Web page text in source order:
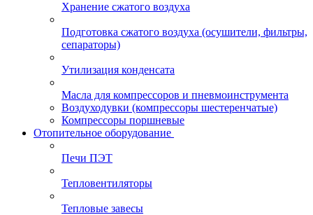
Хранение сжатого воздуха
Подготовка сжатого воздуха (осушители, фильтры,
сепараторы)
Утилизация конденсата
Масла для компрессоров и пневмоинструмента
Воздуходувки (компрессоры шестеренчатые)
Компрессоры поршневые
Отопительное оборудование
Печи ПЭТ
Тепловентиляторы
Тепловые завесы